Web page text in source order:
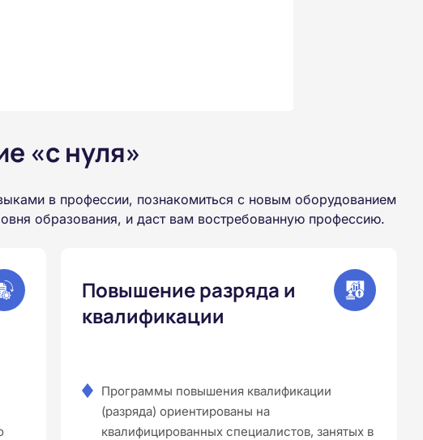
«с нуля»
в профессии, познакомиться с новым оборудованием
образования, и даст вам востребованную профессию.
Повышение разряда и
квалификации
Программы повышения квалификации
(разряда) ориентированы на
квалифицированных специалистов, занятых в